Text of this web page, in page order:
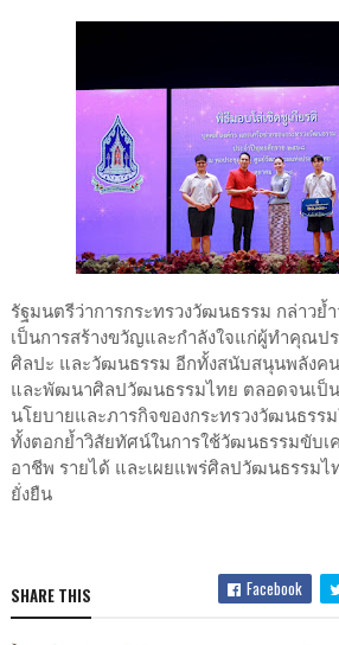
รัฐมนตรีว่าการกระทรวงวัฒนธรรม กล่าวย้
เป็นการสร้างขวัญและกำลังใจแก่ผู้ทำคุณป
ศิลปะ และวัฒนธรรม อีกทั้งสนับสนุนพลังค
และพัฒนาศิลปวัฒนธรรมไทย ตลอดจนเป็
นโยบายและภารกิจของกระทรวงวัฒนธรร
ทั้งตอกย้ำวิสัยทัศน์ในการใช้วัฒนธรรมขับเ
อาชีพ รายได้ และเผยแพร่ศิลปวัฒนธรรมไ
ยั่งยืน
SHARE THIS Facebook